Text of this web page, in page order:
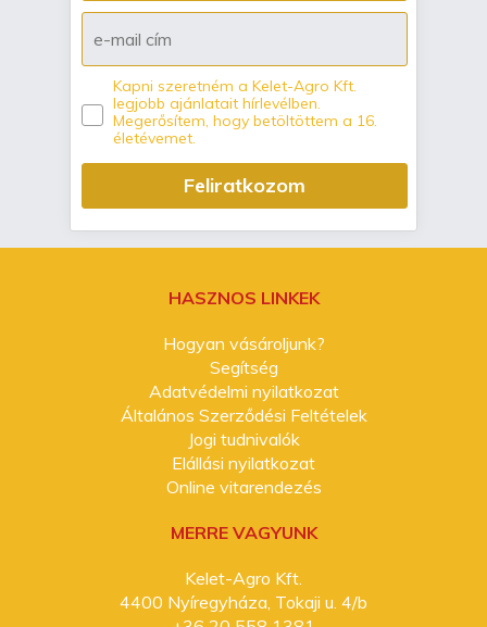
Kapni szeretném a Kelet-Agro Kft.
legjobb ajánlatait hírlevélben.
Megerősítem, hogy betöltöttem a 16.
életévemet.
Feliratkozom
HASZNOS LINKEK
Hogyan vásároljunk?
Segítség
Adatvédelmi nyilatkozat
Általános Szerződési Feltételek
Jogi tudnivalók
Elállási nyilatkozat
Online vitarendezés
MERRE VAGYUNK
Kelet-Agro Kft.
4400 Nyíregyháza, Tokaji u. 4/b